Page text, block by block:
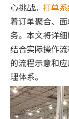
心挑战。 打单
着订单聚合、
务。本文将详
结合实际操作
的流程示意和
理体系。